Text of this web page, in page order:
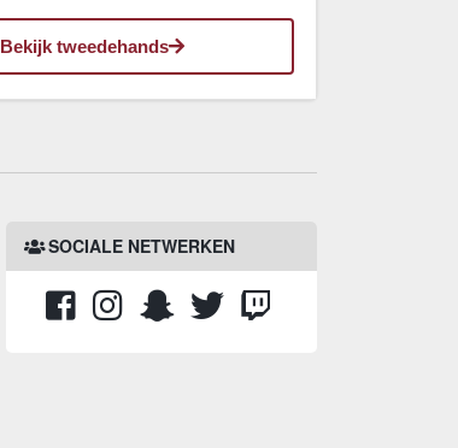
Bekijk tweedehands
SOCIALE NETWERKEN